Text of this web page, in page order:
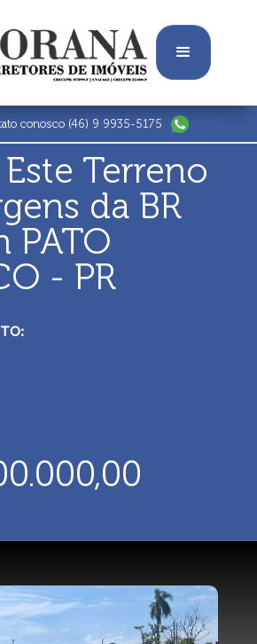
conosco (46) 9 9935-5175
Terreno
da BR
PATO
- PR